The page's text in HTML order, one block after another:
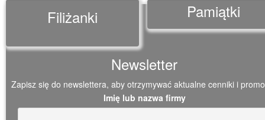
Filiżanki Pamiątki
Newsletter
Zapisz się do newslettera, aby otrzymywać aktualne cenniki i
Imię lub nazwa firmy